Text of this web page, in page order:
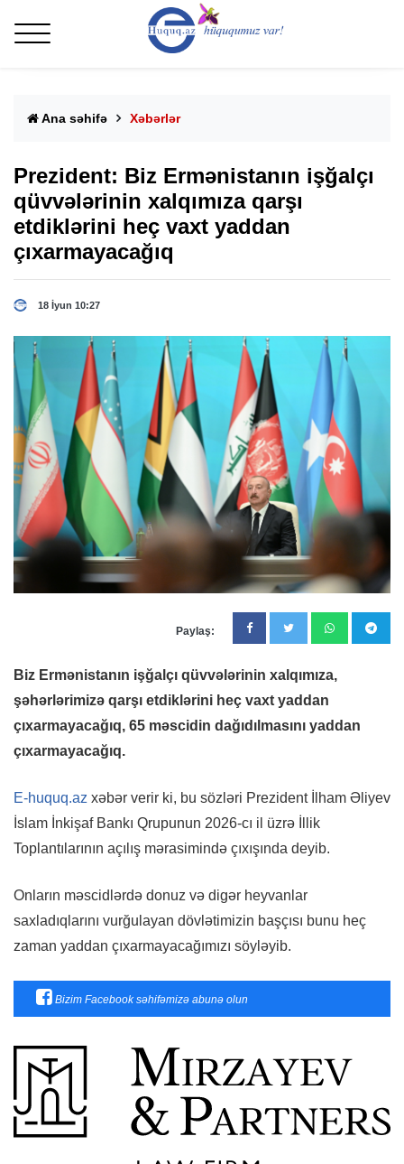
Ana səhifə Xəbərlər
Prezident: Biz Ermənistanın işğalçı
qüvvələrinin xalqımıza qarşı
etdiklərini heç vaxt yaddan
çıxarmayacağıq
18 İyun 10:27
Paylaş:
Biz Ermənistanın işğalçı qüvvələrinin xalqımıza,
şəhərlərimizə qarşı etdiklərini heç vaxt yaddan
çıxarmayacağıq, 65 məscidin dağıdılmasını yaddan
çıxarmayacağıq.
E-huquq.az xəbər verir ki, bu sözləri Prezident İlham Əliyev
İslam İnkişaf Bankı Qrupunun 2026-cı il üzrə İllik
Toplantılarının açılış mərasimində çıxışında deyib.
Onların məscidlərdə donuz və digər heyvanlar
saxladıqlarını vurğulayan dövlətimizin başçısı bunu heç
zaman yaddan çıxarmayacağımızı söyləyib.
Bizim Facebook səhifəmizə abunə olun